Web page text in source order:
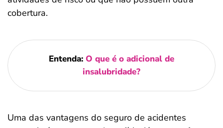
cobertura.
Entenda: O que é o adicional de
insalubridade?
Uma das vantagens do seguro de acidentes